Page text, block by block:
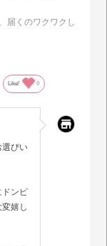
届くのワクワクし
が、やはりカカト
などしてどうにか
Like! 0
選びい
ドンピ
嬉し